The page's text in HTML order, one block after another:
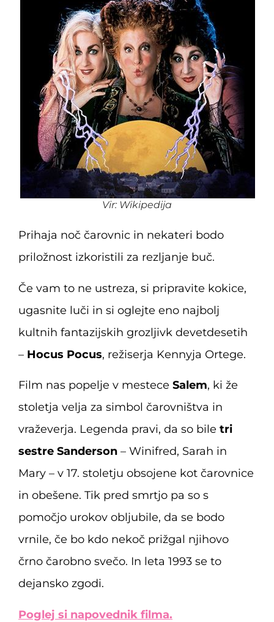
Vir: Wikipedija
Prihaja noč čarovnic in nekateri bodo
priložnost izkoristili za rezljanje buč.
Če vam to ne ustreza, si pripravite kokice,
ugasnite luči in si oglejte eno najbolj
kultnih fantazijskih grozljivk devetdesetih
– Hocus Pocus, režiserja Kennyja Ortege.
Film nas popelje v mestece Salem, ki že
stoletja velja za simbol čarovništva in
vraževerja. Legenda pravi, da so bile tri
sestre Sanderson – Winifred, Sarah in
Mary – v 17. stoletju obsojene kot čarovnice
in obešene. Tik pred smrtjo pa so s
pomočjo urokov obljubile, da se bodo
vrnile, če bo kdo nekoč prižgal njihovo
črno čarobno svečo. In leta 1993 se to
dejansko zgodi.
Poglej si napovednik filma.